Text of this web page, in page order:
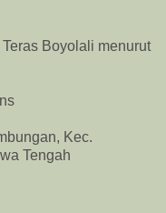
Boyolali menurut
Kec.
Tengah